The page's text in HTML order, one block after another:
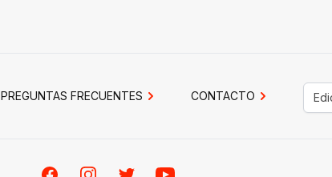
PREGUNTAS FRECUENTES CONTACTO